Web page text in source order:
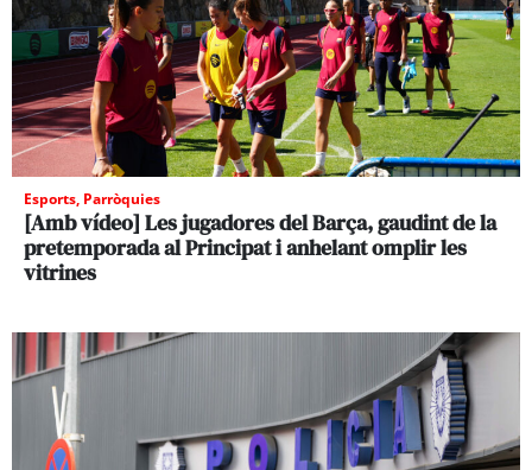
Esports, Parròquies
[Amb vídeo] Les jugadores del Barça, gaudint de la
pretemporada al Principat i anhelant omplir les
vitrines